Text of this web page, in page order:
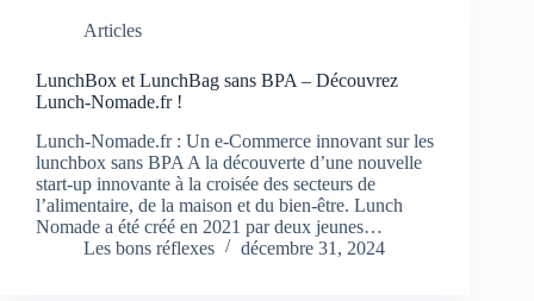
Articles
LunchBox et LunchBag sans BPA – Découvrez
Lunch-Nomade.fr !
Lunch-Nomade.fr : Un e-Commerce innovant sur les
lunchbox sans BPA A la découverte d’une nouvelle
start-up innovante à la croisée des secteurs de
l’alimentaire, de la maison et du bien-être. Lunch
Nomade a été créé en 2021 par deux jeunes…
Les bons réflexes
décembre 31, 2024